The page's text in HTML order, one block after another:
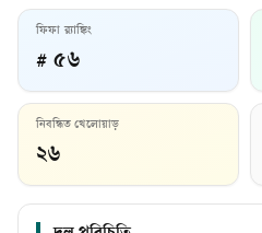
তিউনিসিয়া
ফিফা র‍্যাঙ্কিং
# ৫৬
নিবন্ধিত খেলোয়াড়
২৬